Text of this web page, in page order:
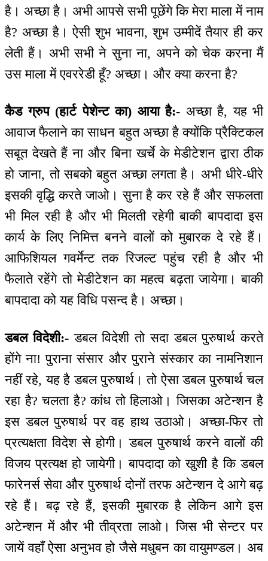
है। अच्छा है। अभी आपसे सभी पूछेंगे कि मेरा माला में नाम
है? अच्छा है। ऐसी शुभ भावना, शुभ उम्मीदें तैयार ही कर
लेती हैं। अभी सभी ने सुना ना, अपने को चेक करना मैं
उस माला में एवररेडी हूँ? अच्छा। और क्या करना है?
कैड ग्रुप (हार्ट पेशेन्ट का) आया है:- अच्छा है, यह भी
आवाज फैलाने का साधन बहुत अच्छा है क्योंकि प्रैक्टिकल
सबूत देखते हैं ना और बिना खर्चे के मेडीटेशन द्वारा ठीक
हो जाना, तो सबको बहुत अच्छा लगता है। अभी धीरे-धीरे
इसकी वृद्धि करते जाओ। सुना है कर रहे हैं और सफलता
भी मिल रही है और भी मिलती रहेगी बाकी बापदादा इस
कार्य के लिए निमित्त बनने वालों को मुबारक दे रहे हैं।
आफिशियल गवर्मेन्ट तक रिजल्ट पहुंच रही है और भी
फैलाते रहेंगे तो मेडीटेशन का महत्व बढ़ता जायेगा। बाकी
बापदादा को यह विधि पसन्द है। अच्छा।
डबल विदेशी:-डबल विदेशी तो सदा डबल पुरुषार्थ करते
होंगे ना! पुराना संसार और पुराने संस्कार का नामनिशान
नहीं रहे, यह है डबल पुरुषार्थ। तो ऐसा डबल पुरुषार्थ चल
रहा है? चलता है? कांध तो हिलाओ। जिसका अटेन्शन है
इस डबल पुरुषार्थ पर वह हाथ उठाओ। अच्छा-फिर तो
प्रत्यक्षता विदेश से होगी। डबल पुरुषार्थ करने वालों की
विजय प्रत्यक्ष हो जायेगी। बापदादा को खुशी है कि डबल
फारेनर्स सेवा और पुरुषार्थ दोनों तरफ अटेन्शन दे आगे बढ़
रहे हैं। बढ़ रहे हैं, इसकी मुबारक है लेकिन आगे इस
अटेन्शन में और भी तीव्रता लाओ। जिस भी सेन्टर पर
जायें वहाँ ऐसा अनुभव हो जैसे मधुबन का वायुमण्डल। अब